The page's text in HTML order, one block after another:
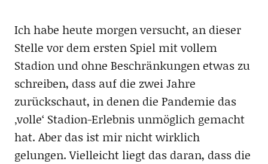
Ich habe heute morgen versucht, an dieser
Stelle vor dem ersten Spiel mit vollem
Stadion und ohne Beschränkungen etwas zu
schreiben, dass auf die zwei Jahre
zurückschaut, in denen die Pandemie das
‚volle‘ Stadion-Erlebnis unmöglich gemacht
hat. Aber das ist mir nicht wirklich
gelungen. Vielleicht liegt das daran, dass die